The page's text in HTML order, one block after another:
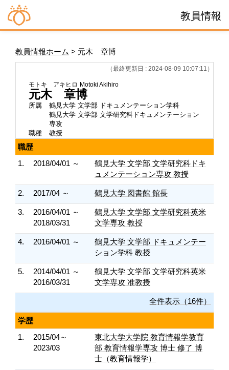
教員情報
教員情報ホーム > 元木 章博
（最終更新日 : 2024-08-09 10:07:11）
モトキ アキヒロ Motoki Akihiro
元木 章博
所属
鶴見大学 文学部 ドキュメンテーション学科
鶴見大学 文学部 文学研究科ドキュメンテーション
専攻
職種
教授
職歴
1.
2018/04/01 ～
鶴見大学 文学部 文学研究科ドキ
ュメンテーション専攻 教授
2. 2017/04 ～ 鶴見大学 図書館 館長
3.
2016/04/01 ～
2018/03/31
鶴見大学 文学部 文学研究科英米
文学専攻 教授
4. 2016/04/01 ～
鶴見大学 文学部 ドキュメンテー
ション学科 教授
5.
2014/04/01 ～
2016/03/31
鶴見大学 文学部 文学研究科英米
文学専攻 准教授
全件表示（16件）
学歴
1.
2015/04～
2023/03
東北大学大学院 教育情報学教育
部 教育情報学専攻 博士 修了 博
士（教育情報学）